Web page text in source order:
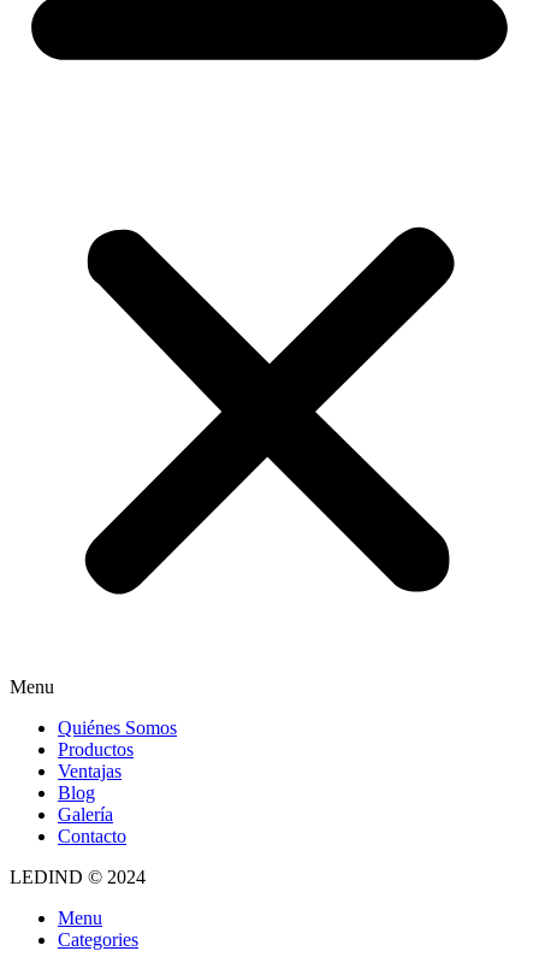
Menu
Quiénes Somos
Productos
Ventajas
Blog
Galería
Contacto
LEDIND © 2024
Menu
Categories